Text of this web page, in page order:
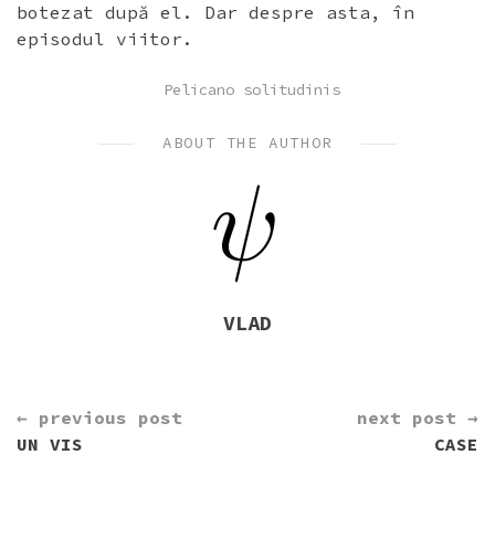
botezat după el. Dar despre asta, în
episodul viitor.
POSTED
Pelicano solitudinis
ABOUT THE AUTHOR
VLAD
CONTINUE
READING
← previous post
UN VIS
next post →
CASE